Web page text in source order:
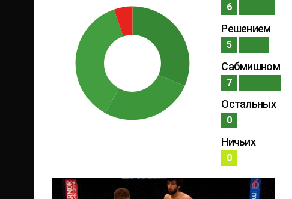
6
Решением
5
Сабмишном
7
Остальных
0
Ничьих
0